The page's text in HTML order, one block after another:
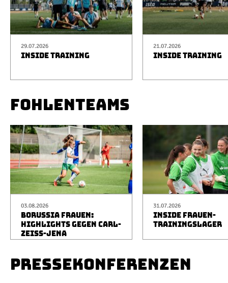
29.07.2026
INSIDE TRAINING
21.07.2026
INSIDE TRAINING
FOHLENTEAMS
03.08.2026
BORUSSIA FRAUEN:
HIGHLIGHTS GEGEN CARL-
ZEISS-JENA
31.07.2026
INSIDE FRAUEN-
TRAININGSLAGER
PRESSEKONFERENZEN